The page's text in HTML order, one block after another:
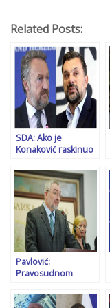
Related Posts:
SDA: Ako je
Konaković raskinuo
tvrdi, neka…
Pavlović:
Pravosudnom
ukinuti ustavne